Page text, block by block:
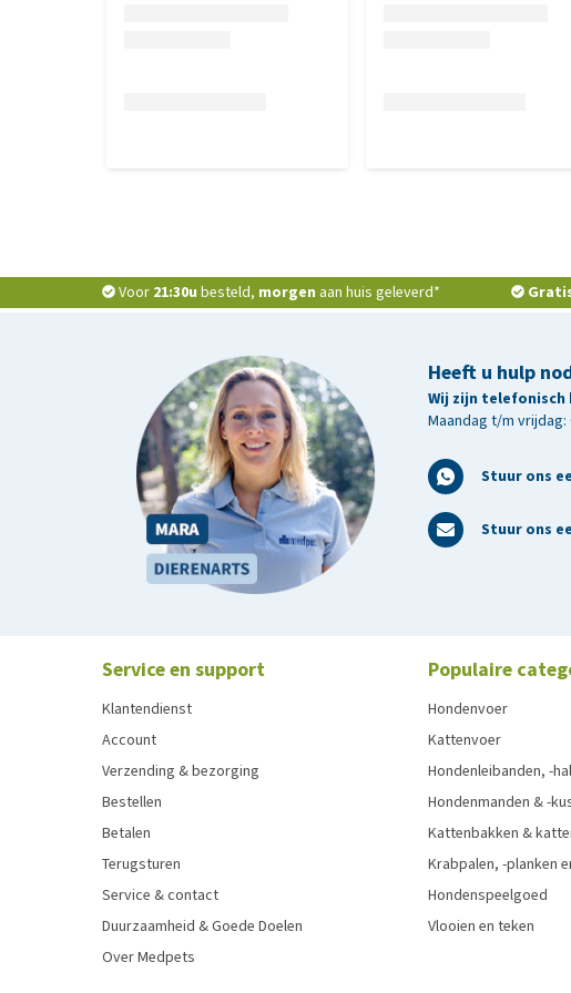
Voor 21:30u besteld, morgen aan huis geleverd*
Heeft u hulp
Wij zijn
Maandag t/m vrijdag:
Stuur ons
Stuur ons
Service en support
Klantendienst
Account
Verzending & bezorging
Bestellen
Betalen
Terugsturen
Service & contact
Duurzaamheid & Goede Doelen
Over Medpets
Populaire
Hondenvoer
Kattenvoer
Hondenleibanden, -
Hondenmanden & -
Kattenbakken &
Krabpalen, -planken
Hondenspeelgoed
Vlooien en teken